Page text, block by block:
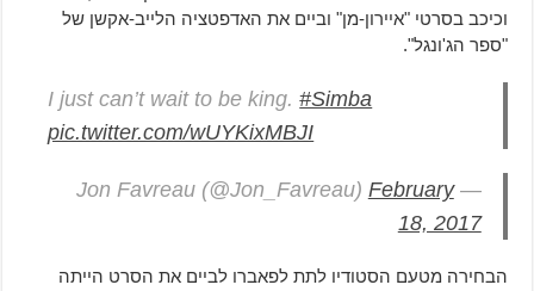
וכיכב בסרטי "איירון-מן" וביים את האדפטציה הלייב-אקשן של
"ספר הג'ונגל".
I just can’t wait to be king.#Simba
pic.twitter.com/wUYKixMBJI
— Jon Favreau (@Jon_Favreau)
February
18, 2017
הבחירה מטעם הסטודיו לתת לפאברו לביים את הסרט הייתה